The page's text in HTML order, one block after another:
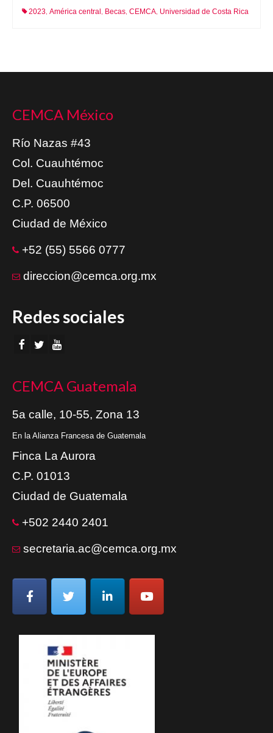
2023, América central , Becas, CEMCA, Universidad de Costa Rica
CEMCA México
Río Nazas #43
Col. Cuauhtémoc
Del. Cuauhtémoc
C.P. 06500
Ciudad de México
+52 (55) 5566 0777
direccion@cemca.org.mx
Redes sociales
CEMCA Guatemala
5a calle, 10-55, Zona 13
En la Alianza Francesa de Guatemala
Finca La Aurora
C.P. 01013
Ciudad de Guatemala
+502 2440 2401
secretaria.ac@cemca.org.mx